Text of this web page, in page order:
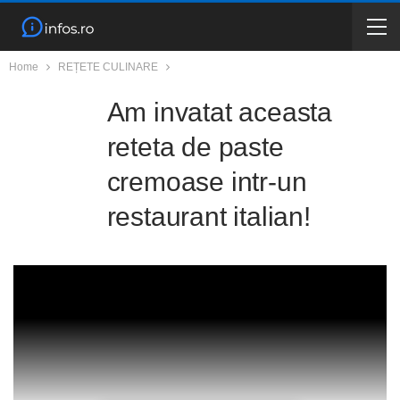
Home REȚETE CULINARE
Am invatat aceasta
reteta de paste
cremoase intr-un
restaurant italian!